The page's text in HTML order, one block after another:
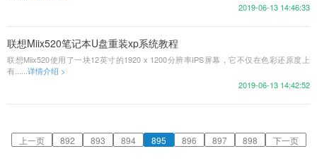
2019-06-13 14:46:33
联想Miix520笔记本U盘重装xp系统教程
联想Miix520使用了一块12英寸的1920 x 1200分辨率IPS屏幕，它不仅在色彩还原度上
有......详情介绍 >
2019-06-13 14:42:52
上一页 892 893 894 895 896 897 898 下一页